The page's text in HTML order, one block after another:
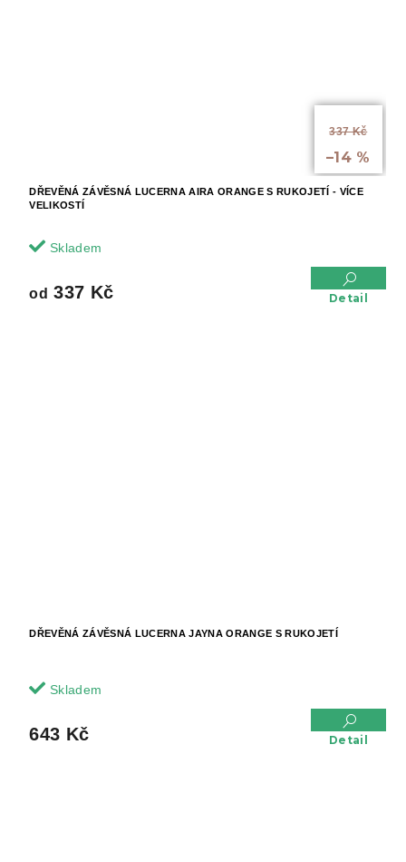
337 Kč
–14 %
DŘEVĚNÁ ZÁVĚSNÁ LUCERNA AIRA ORANGE S RUKOJETÍ - VÍCE
VELIKOSTÍ
Skladem
od 337 Kč Detail
DŘEVĚNÁ ZÁVĚSNÁ LUCERNA JAYNA ORANGE S RUKOJETÍ
Skladem
643 Kč Detail